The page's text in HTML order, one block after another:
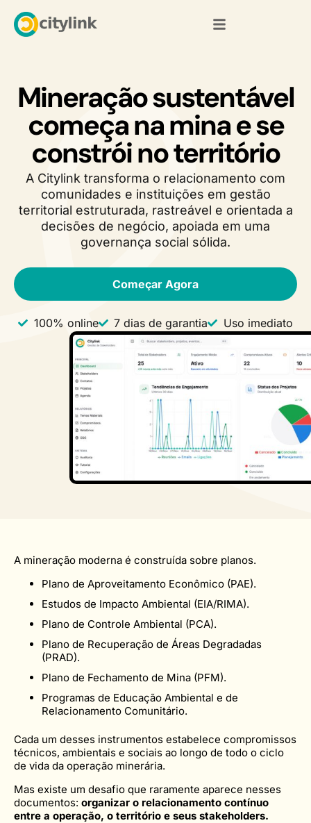
Mineração sustentável
começa na mina e se
constrói no território
A Citylink transforma o relacionamento com
comunidades e instituições em gestão
territorial estruturada, rastreável e orientada a
decisões de negócio, apoiada em uma
governança social sólida.
Começar Agora
100% online 7 dias de garantia Uso imediato
A mineração moderna é construída sobre planos.
Plano de Aproveitamento Econômico (PAE).
Estudos de Impacto Ambiental (EIA/RIMA).
Plano de Controle Ambiental (PCA).
Plano de Recuperação de Áreas Degradadas
(PRAD).
Plano de Fechamento de Mina (PFM).
Programas de Educação Ambiental e de
Relacionamento Comunitário.
Cada um desses instrumentos estabelece compromissos
técnicos, ambientais e sociais ao longo de todo o ciclo
de vida da operação minerária.
Mas existe um desafio que raramente aparece nesses
documentos: organizar o relacionamento contínuo
entre a operação, o território e seus stakeholders.